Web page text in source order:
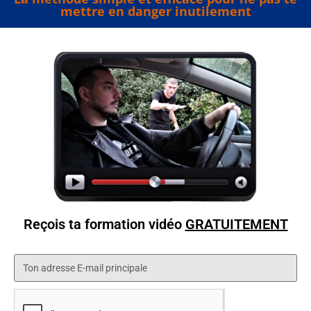
mettre en danger inutilement
Reçois ta formation vidéo GRATUITEMENT